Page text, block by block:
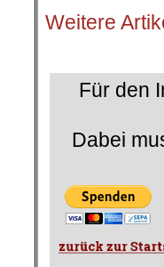
Weitere
Für den
Dabei